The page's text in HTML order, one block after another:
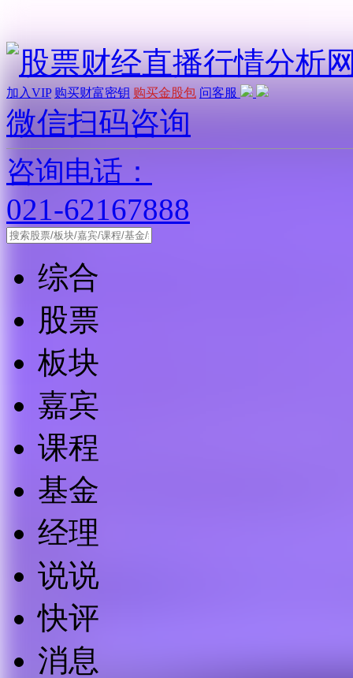
加入VIP 购买财富密钥 购买金股包 问客服
微信扫码咨询
咨询电话：
021-62167888
综合
股票
板块
嘉宾
课程
基金
经理
说说
快评
消息